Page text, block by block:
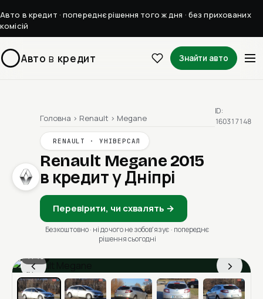
Авто в кредит · попереднє рішення того ж дня · без прихованих
комісій
Авто в кредит Знайти авто
Головна › Renault › Megane
RENAULT · УНІВЕРСАЛ
Renault Megane 2015
в кредит у Дніпрі
Перевірити, чи схвалять →
Безкоштовно · ні до чого не зобовʼязує · попереднє
рішення сьогодні
ID:
160317148
‹ ›
1 / 13
Ціна в місяць